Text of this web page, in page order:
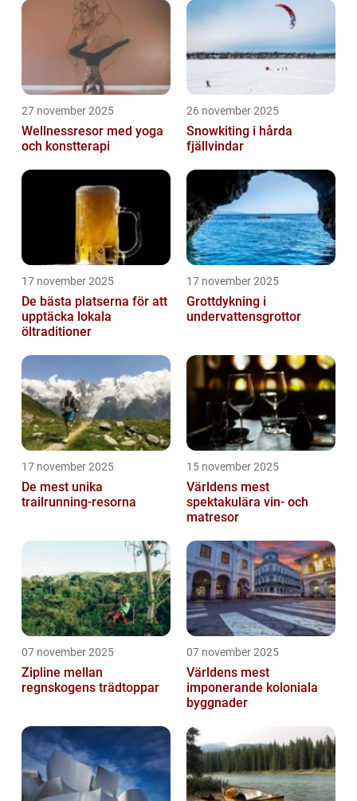
27 november 2025
Wellnessresor med yoga
och konstterapi
26 november 2025
Snowkiting i hårda
fjällvindar
17 november 2025
De bästa platserna för att
upptäcka lokala
öltraditioner
17 november 2025
Grottdykning i
undervattensgrottor
17 november 2025
De mest unika
trailrunning-resorna
15 november 2025
Världens mest
spektakulära vin- och
matresor
07 november 2025
Zipline mellan
regnskogens trädtoppar
07 november 2025
Världens mest
imponerande koloniala
byggnader